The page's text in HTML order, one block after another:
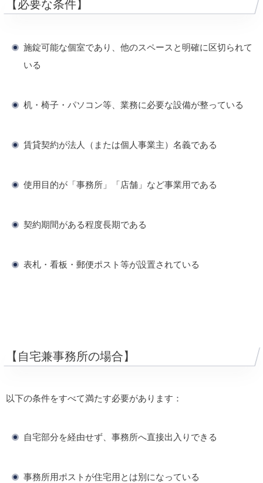
【必要な条件】
施錠可能な個室であり、他のスペースと明確に区切られて
いる
机・椅子・パソコン等、業務に必要な設備が整っている
賃貸契約が法人（または個人事業主）名義である
使用目的が「事務所」「店舗」など事業用である
契約期間がある程度長期である
表札・看板・郵便ポスト等が設置されている
【自宅兼事務所の場合】
以下の条件をすべて満たす必要があります：
自宅部分を経由せず、事務所へ直接出入りできる
事務所用ポストが住宅用とは別になっている